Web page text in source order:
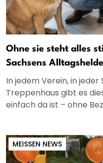
Ohne sie steht alles
Sachsens
In jedem Verein, in
Treppenhaus gibt es
einfach da ist – ohne
MEISSEN NEWS